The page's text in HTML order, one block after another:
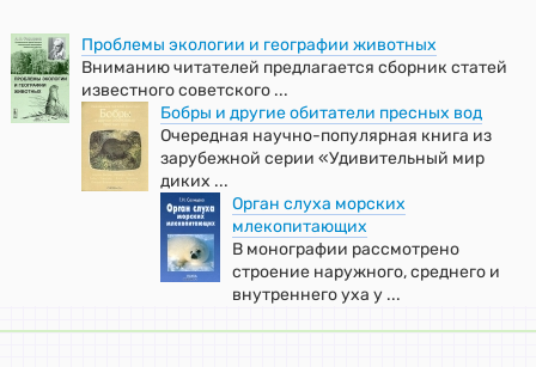
Проблемы экологии и географии животных
Вниманию читателей предлагается сборник статей
известного советского ...
Бобры и другие обитатели пресных вод
Очередная научно-популярная книга из
зарубежной серии «Удивительный мир
диких ...
Орган слуха морских
млекопитающих
В монографии рассмотрено
строение наружного, среднего и
внутреннего уха у ...